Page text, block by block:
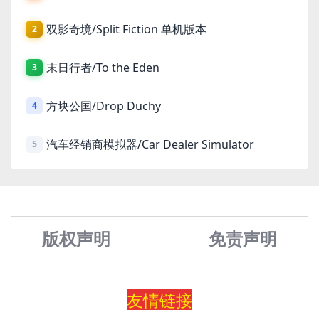
2 双影奇境/Split Fiction 单机版本
3 末日行者/To the Eden
4 方块公国/Drop Duchy
5 汽车经销商模拟器/Car Dealer Simulator
版权声明 免责声明
友情链接